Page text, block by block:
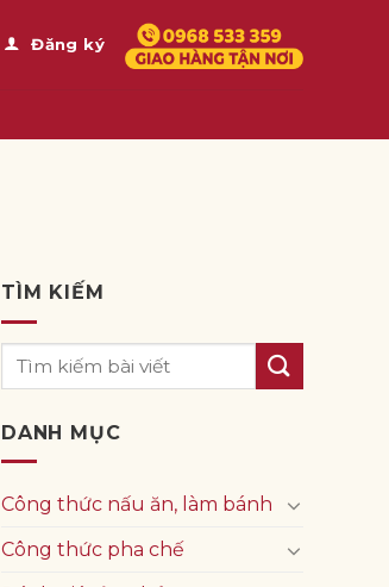
Đăng ký
TÌM KIẾM
DANH MỤC
Công thức nấu ăn, làm bánh
Công thức pha chế